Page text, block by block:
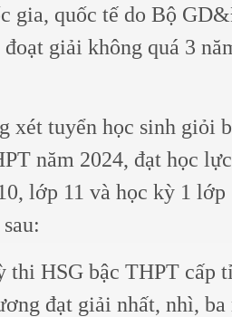
gia, quốc tế do Bộ
giải không quá 3
xét tuyển học sinh giỏi
năm 2024, đạt học
lớp 11 và học kỳ 1
thi HSG bậc THPT cấp
đạt giải nhất, nhì, ba